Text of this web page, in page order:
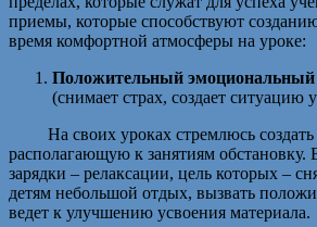
приемы, которые способствуют
время комфортной атмосферы на уроке:
Положительный эмоциональный
(снимает страх, создает ситуацию
На своих уроках стремлюсь создать
располагающую к занятиям
зарядки – релаксации, цель которых –
детям небольшой отдых, вызвать
ведет к улучшению усвоения материала.